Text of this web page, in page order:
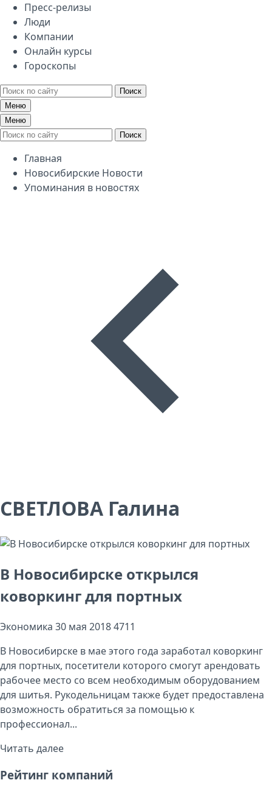
Пресс-релизы
Люди
Компании
Онлайн курсы
Гороскопы
Поиск
Меню
Меню
Поиск
Главная
Новосибирские Новости
Упоминания в новостях
СВЕТЛОВА Галина
В Новосибирске открылся
коворкинг для портных
Экономика 30 мая 20184711
В Новосибирске в мае этого года заработал коворкинг
для портных, посетители которого смогут арендовать
рабочее место со всем необходимым оборудованием
для шитья. Рукодельницам также будет предоставлена
возможность обратиться за помощью к
профессионал...
Читать далее
Рейтинг компаний